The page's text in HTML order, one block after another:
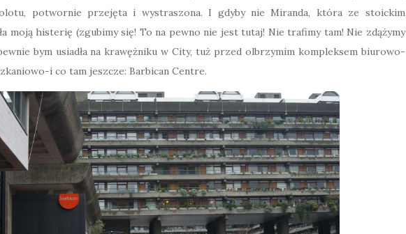
potwornie przejęta i wystraszona. I gdyby nie Miranda, która ze stoickim
moją histerię (zgubimy się! To na pewno nie jest tutaj! Nie trafimy tam! Nie zdążymy
bym usiadła na krawężniku w City, tuż przed olbrzymim kompleksem biurowo-
i co tam jeszcze: Barbican Centre.